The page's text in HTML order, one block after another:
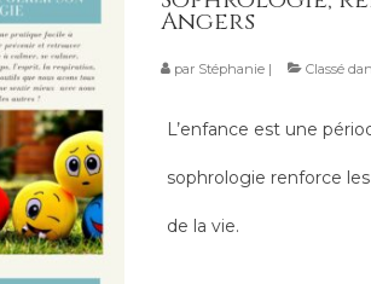
Angers
par Stéphanie| Classé
L’enfance est une
sophrologie renforce
de la vie.